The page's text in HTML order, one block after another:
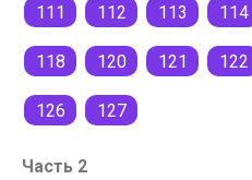
111 112 113 114
118 120 121 122
126 127
Часть 2